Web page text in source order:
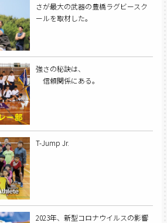
さが最大の武器の豊橋ラグビースク
ールを取材した。
強さの秘訣は、
信頼関係にある。
T-Jump Jr.
2023年、新型コロナウイルスの影響